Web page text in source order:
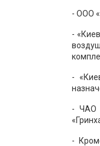
- ООО
-
-
- ЧАО
-